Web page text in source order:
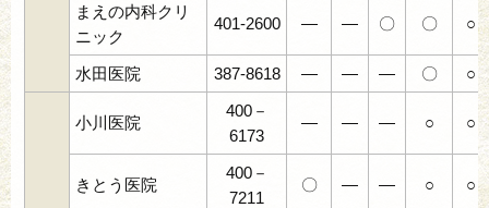
まえの内科クリ
ニック
401-2600 ― ― 〇 〇 ○
水田医院 387-8618 ― ― ― 〇 ○
小川医院
400－
6173
― ― ― ○ ○
きとう医院
400－
7211
〇 ― ― ○ ○